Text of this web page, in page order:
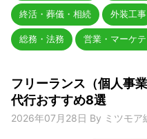
終活・葬儀・相続 外装工事
総務・法務 営業・マーケ
フリーランス（個人事
代行おすすめ8選
2026年07月28日 By ミツモア